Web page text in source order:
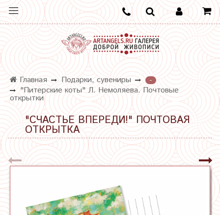
Главная Подарки, сувениры
-
"Питерские коты" Л. Немоляева. Почтовые
открытки
"СЧАСТЬЕ ВПЕРЕДИ!" ПОЧТОВАЯ
ОТКРЫТКА